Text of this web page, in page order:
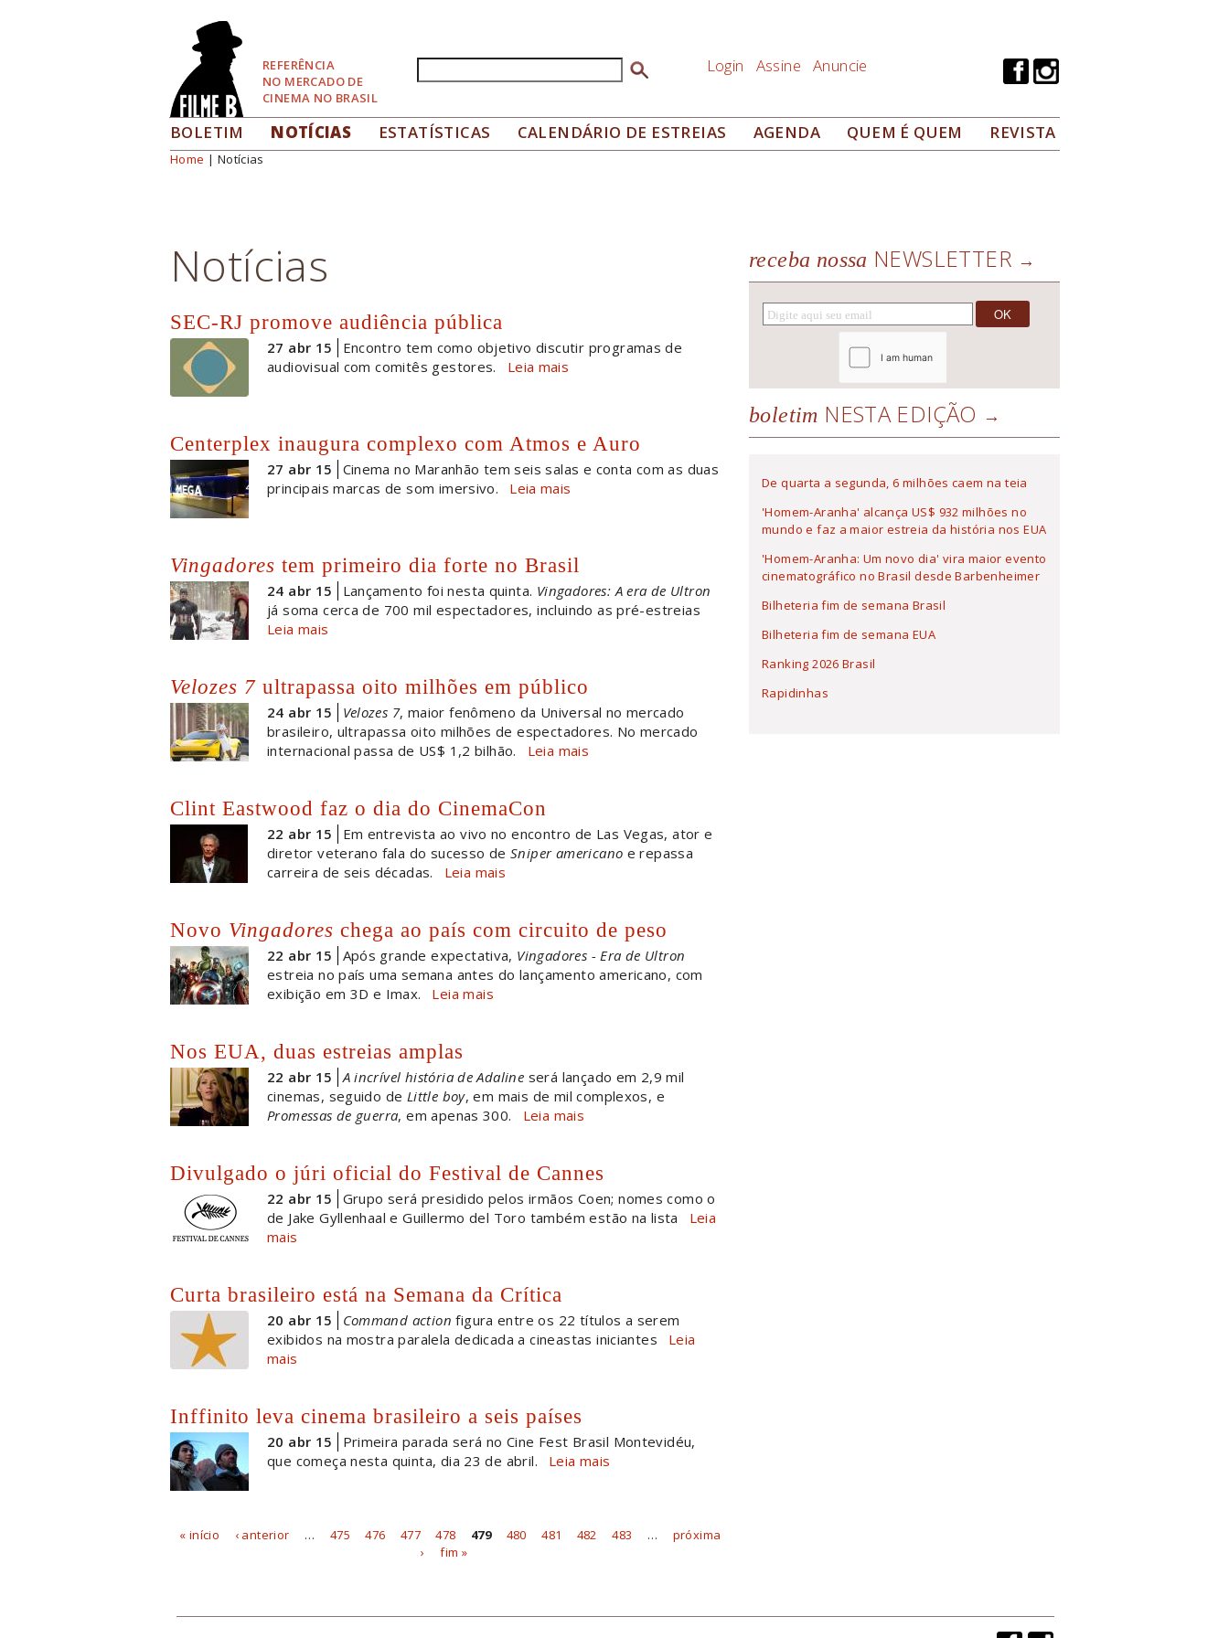
REFERÊNCIA
NO MERCADO DE
CINEMA NO BRASIL
Formulário de busca Login Assine Anuncie
BOLETIM NOTÍCIAS ESTATÍSTICAS CALENDÁRIO DE ESTREIAS AGENDA QUEM É QUEM REVISTA
Você está aqui
Home | Notícias
Notícias
SEC-RJ promove audiência pública
27 abr 15
Encontro tem como objetivo discutir programas de
audiovisual com comitês gestores.
Leia mais
Centerplex inaugura complexo com Atmos e Auro
27 abr 15
Cinema no Maranhão tem seis salas e conta com as duas
principais marcas de som imersivo.
Leia mais
Vingadores tem primeiro dia forte no Brasil
24 abr 15 Lançamento foi nesta quinta. Vingadores: A era de Ultron
já soma cerca de 700 mil espectadores, incluindo as pré-estreias
Leia mais
Velozes 7 ultrapassa oito milhões em público
24 abr 15 Velozes 7, maior fenômeno da Universal no mercado
brasileiro, ultrapassa oito milhões de espectadores. No mercado
internacional passa de US$ 1,2 bilhão.
Leia mais
Clint Eastwood faz o dia do CinemaCon
22 abr 15
Em entrevista ao vivo no encontro de Las Vegas, ator e
diretor veterano fala do sucesso deSniper americano e repassa
carreira de seis décadas.
Leia mais
Novo Vingadores chega ao país com circuito de peso
22 abr 15 Após grande expectativa, Vingadores - Era de Ultron
estreia no país uma semana antes do lançamento americano, com
exibição em 3D e Imax.
Leia mais
Nos EUA, duas estreias amplas
22 abr 15 A incrível história de Adaline será lançado em 2,9 mil
cinemas, seguido de Little boy, em mais de mil complexos, e
Promessas de guerra, em apenas 300. Leia mais
Divulgado o júri oficial do Festival de Cannes
22 abr 15
Grupo será presidido pelos irmãos Coen; nomes como o
de Jake Gyllenhaal e Guillermo del Toro também estão na lista
Leia
mais
Curta brasileiro está na Semana da Crítica
20 abr 15 Command action figura entre os 22 títulos a serem
exibidos na mostra paralela dedicada a cineastas iniciantes
Leia
mais
Inffinito leva cinema brasileiro a seis países
20 abr 15
Primeira parada será no Cine Fest Brasil Montevidéu,
que começa nesta quinta, dia 23 de abril.
Leia mais
Páginas
« início ‹ anterior … 475 476 477 478 479 480 481 482 483 …
próxima
›
fim »
receba nossa NEWSLETTER
boletim NESTA EDIÇÃO
De quarta a segunda, 6 milhões caem na teia
'Homem-Aranha' alcança US$ 932 milhões no
mundo e faz a maior estreia da história nos EUA
'Homem-Aranha: Um novo dia' vira maior evento
cinematográfico no Brasil desde Barbenheimer
Bilheteria fim de semana Brasil
Bilheteria fim de semana EUA
Ranking 2026 Brasil
Rapidinhas